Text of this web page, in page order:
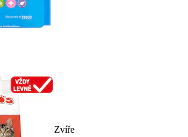
Zvíře